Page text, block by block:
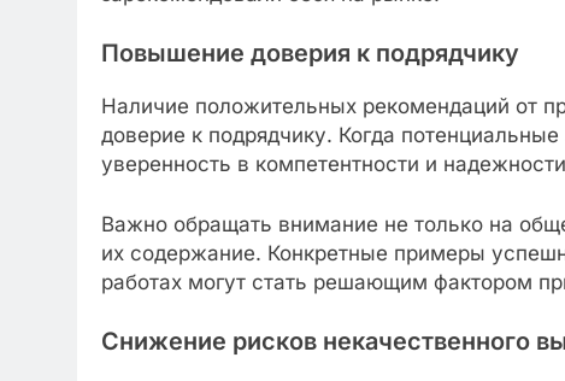
Повышение доверия к подрядчику
Наличие положительных рекомендаций от
доверие к подрядчику. Когда
уверенность в компетентности и
Важно обращать внимание не только на
их содержание. Конкретные примеры
работах могут стать решающим фактором
Снижение рисков некачественного